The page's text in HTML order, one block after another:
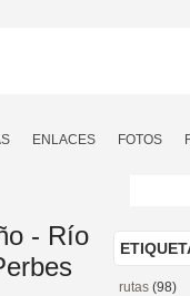
ENLACES FOTOS
- Río
rutas (98)